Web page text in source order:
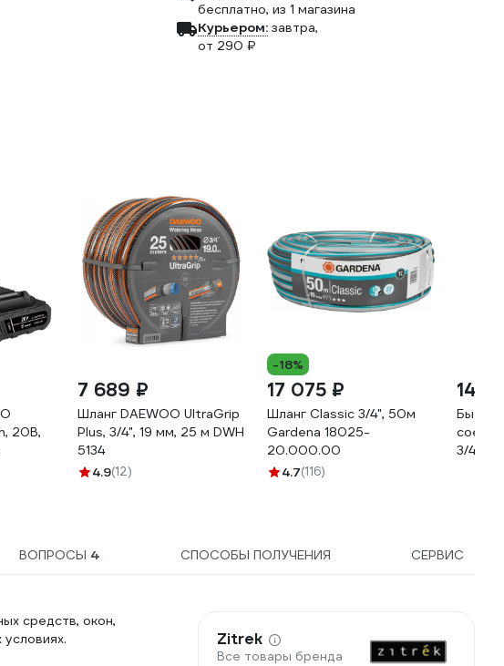
бесплатно, из 1 магазина
Курьером: завтра,
от 290 ₽
20В,
7 689 ₽
Шланг DAEWOO UltraGrip
Plus, 3/4", 19 мм, 25 м DWH
5134
4.9(12)
-18%
17 075 ₽
Шланг Classic 3/4", 50м
Gardena 18025-
20.000.00
4.7(116)
142
3/4", с
ВОПРОСЫ 4 СПОСОБЫ ПОЛУЧЕНИЯ СЕРВИС
средств, окон,
Zitrek
Все товары бренда